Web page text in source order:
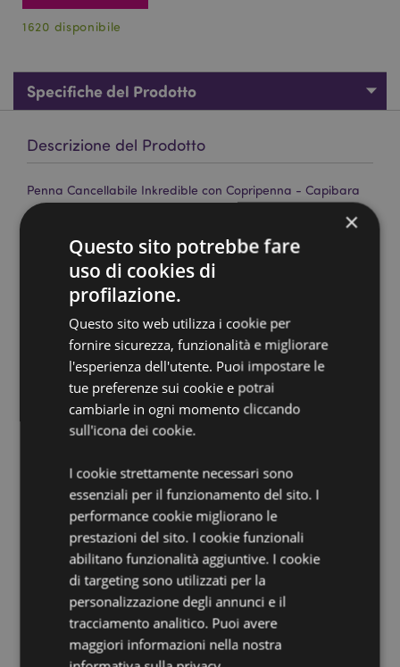
1620 disponibile
Specifiche del Prodotto
Descrizione del Prodotto
Penna Cancellabile Inkredible con Copripenna - Capibara
Plastica (ABS/TPR), PVC, Silicone ed Acciaio
Colore Inchiostro: Blu
Provvisto di Marchio CE/UKCA:
EN71:
Non Adatto a:0 - 3 Anni
Informazioni sul Prodotto: Cancella quello che hai
scritto con il personaggio copripenna posto sulla parte
superiore della penna.
Vuoi informazioni su come inoltrare un ordine
utilizzando il sito internet di Puckator? Leggi la nostra
guida all'acquisto.
×
Questo sito potrebbe fare
uso di cookies di
profilazione.
Questo sito web utilizza i cookie per
fornire sicurezza, funzionalità e migliorare
l'esperienza dell'utente. Puoi impostare le
tue preferenze sui cookie e potrai
cambiarle in ogni momento cliccando
sull'icona dei cookie.
I cookie strettamente necessari sono
essenziali per il funzionamento del sito. I
performance cookie migliorano le
prestazioni del sito. I cookie funzionali
abilitano funzionalità aggiuntive. I cookie
di targeting sono utilizzati per la
personalizzazione degli annunci e il
tracciamento analitico. Puoi avere
maggiori informazioni nella nostra